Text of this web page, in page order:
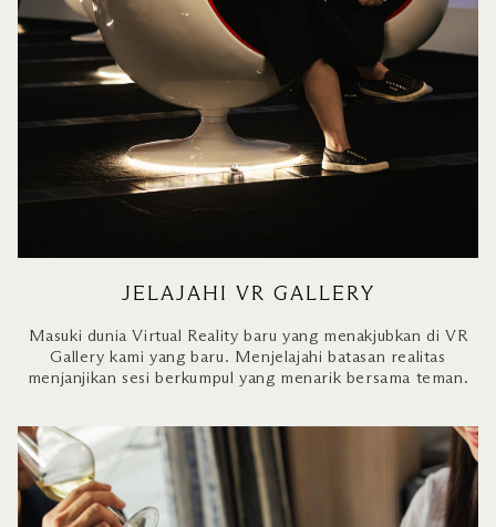
JELAJAHI VR GALLERY
Masuki dunia Virtual Reality baru yang menakjubkan di VR
Gallery kami yang baru. Menjelajahi batasan realitas
menjanjikan sesi berkumpul yang menarik bersama teman.